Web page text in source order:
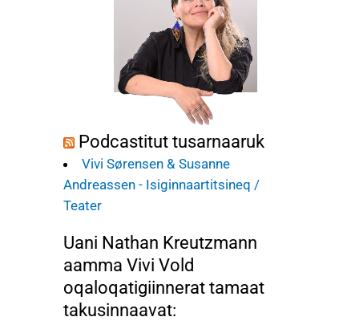
Podcastitut tusarnaaruk
Vivi Sørensen & Susanne
Andreassen - Isiginnaartitsineq /
Teater
Uani Nathan Kreutzmann
aamma Vivi Vold
oqaloqatigiinnerat tamaat
takusinnaavat: